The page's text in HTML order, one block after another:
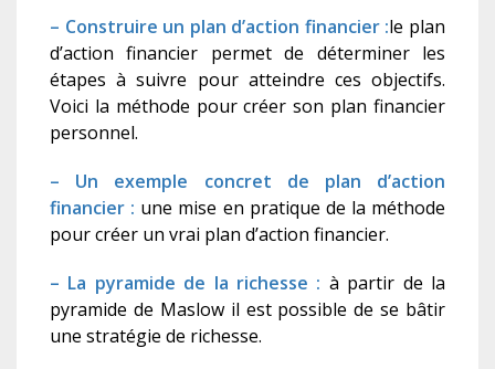
– Construire un plan d’action financier :le plan
d’action financier permet de déterminer les
étapes à suivre pour atteindre ces objectifs.
Voici la méthode pour créer son plan financier
personnel.
– Un exemple concret de plan d’action
financier : une mise en pratique de la méthode
pour créer un vrai plan d’action financier.
– La pyramide de la richesse : à partir de la
pyramide de Maslow il est possible de se bâtir
une stratégie de richesse.